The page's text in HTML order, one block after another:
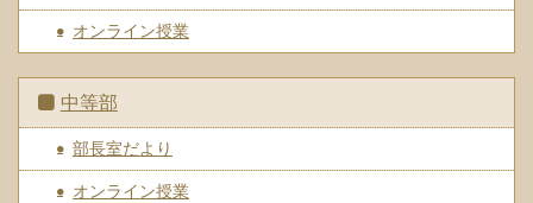
オンライン授業
中等部
部長室だより
オンライン授業